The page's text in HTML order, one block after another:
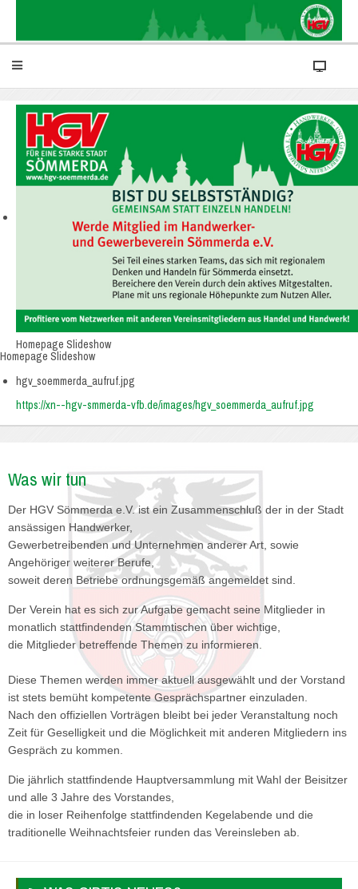
Homepage Slideshow
Homepage Slideshow
hgv_soemmerda_aufruf.jpg
https://xn--hgv-smmerda-vfb.de/images/hgv_soemmerda_aufruf.jpg
Was wir tun
Der HGV Sömmerda e.V. ist ein Zusammenschluß der in der Stadt
ansässigen Handwerker,
Gewerbetreibenden und Unternehmen anderer Art, sowie
Angehöriger weiterer Berufe,
soweit deren Betriebe ordnungsgemäß angemeldet sind.
Der Verein hat es sich zur Aufgabe gemacht seine Mitglieder in
monatlich stattfindenden Stammtischen über wichtige,
die Mitglieder betreffende Themen zu informieren.
Diese Themen werden immer aktuell ausgewählt und der Vorstand
ist stets bemüht kompetente Gesprächspartner einzuladen.
Nach den offiziellen Vorträgen bleibt bei jeder Veranstaltung noch
Zeit für Geselligkeit und die Möglichkeit mit anderen Mitgliedern ins
Gespräch zu kommen.
Die jährlich stattfindende Hauptversammlung mit Wahl der Beisitzer
und alle 3 Jahre des Vorstandes,
die in loser Reihenfolge stattfindenden Kegelabende und die
traditionelle Weihnachtsfeier runden das Vereinsleben ab.